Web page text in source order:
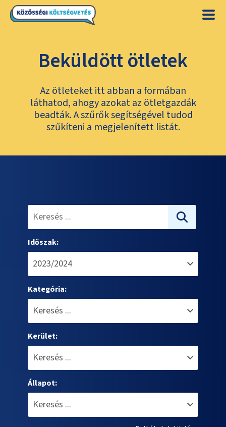
Beküldött ötletek
Az ötleteket itt abban a formában
láthatod, ahogy azokat az ötletgazdák
beadták. A szűrők segítségével tudod
szűkíteni a megjelenített listát.
Időszak:
Kategória:
Kerület:
Állapot: